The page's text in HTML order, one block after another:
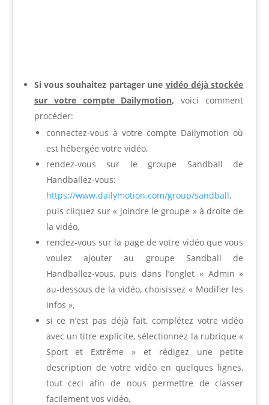
Si vous souhaitez partager une vidéo déjà stockée
sur votre compte Dailymotion, voici comment
procéder:
connectez-vous à votre compte Dailymotion où
est hébergée votre vidéo,
rendez-vous sur le groupe Sandball de
Handballez-vous:
https://www.dailymotion.com/group/sandball,
puis cliquez sur « joindre le groupe » à droite de
la vidéo,
rendez-vous sur la page de votre vidéo que vous
voulez ajouter au groupe Sandball de
Handballez-vous, puis dans l’onglet « Admin »
au-dessous de la vidéo, choisissez « Modifier les
infos »,
si ce n’est pas déjà fait, complétez votre vidéo
avec un titre explicite, sélectionnez la rubrique «
Sport et Extrême » et rédigez une petite
description de votre vidéo en quelques lignes,
tout ceci afin de nous permettre de classer
facilement vos vidéo,